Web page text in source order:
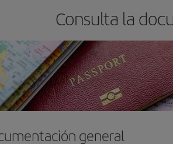
Consulta la
general